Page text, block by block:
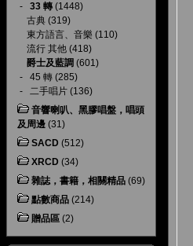
- 33 轉 (1448)
古典 (319)
東方語言、音樂 (110)
流行 其他 (418)
爵士及藍調 (601)
- 45 轉 (285)
- 二手唱片 (136)
音響喇叭、黑膠唱盤，唱頭
及周邊 (31)
SACD (512)
XRCD (34)
雜誌，書籍，相關精品 (69)
點數商品 (214)
贈品區 (2)